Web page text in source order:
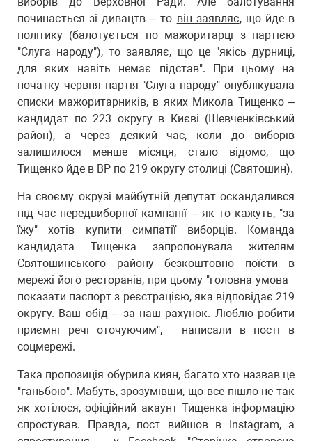
починається зі дивацтв – то він заявляє, що йде в
політику (балотується по мажоритарці з партією
"Слуга народу"), то заявляє, що це "якісь дурниці,
для яких навіть немає підстав". При цьому на
початку червня партія "Слуга народу" опублікувала
списки мажоритарників, в яких Микола Тищенко –
кандидат по 223 округу в Києві (Шевченківський
район), а через деякий час, коли до виборів
залишилося менше місяця, стало відомо, що
Тищенко йде в ВР по 219 округу столиці (Святошин).
На своєму окрузі майбутній депутат оскандалився
під час передвиборної кампанії – як то кажуть, "за
їжу" хотів купити симпатії виборців. Команда
кандидата Тищенка запропонувала жителям
Святошинського району безкоштовно поїсти в
мережі його ресторанів, при цьому "головна умова -
показати паспорт з реєстрацією, яка відповідає 219
округу. Ваш обід – за наш рахунок. Люблю робити
приємні речі оточуючим", - написали в пості в
соцмережі.
Така пропозиція обурила киян, багато хто назвав це
"ганьбою". Мабуть, зрозумівши, що все пішло не так
як хотілося, офіційний акаунт Тищенка інформацію
спростував. Правда, пост вийшов в Instagram, а